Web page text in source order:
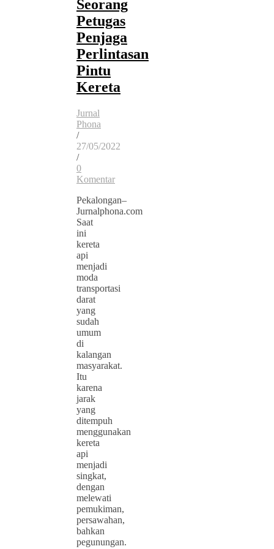
Seorang
Petugas
Penjaga
Perlintasan
Pintu
Kereta
Jurnal
Phona
/
27/05/2022
/
0
Komentar
Pekalongan–
Jurnalphona.com
Saat
ini
kereta
api
menjadi
moda
transportasi
darat
yang
sudah
umum
di
kalangan
masyarakat.
Itu
karena
jarak
yang
ditempuh
menggunakan
kereta
api
menjadi
singkat,
dengan
melewati
pemukiman,
persawahan,
bahkan
pegunungan.